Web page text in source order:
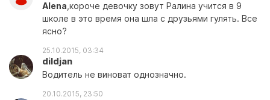
Alena ,короче девочку зовут Ралина учится в 9
школе в это время она шла с друзьями гулять. Все
ясно?
25.10.2015, 03:34
dildjan
Водитель не виноват однозначно.
20.10.2015, 23:50